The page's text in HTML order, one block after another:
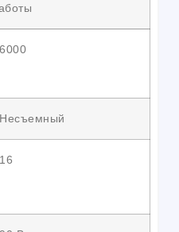
6000
Несъемный
16